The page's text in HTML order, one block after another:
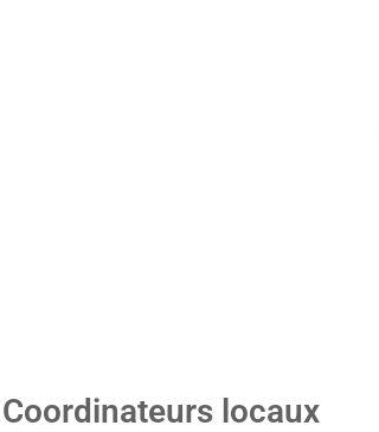
Coordinateurs locaux